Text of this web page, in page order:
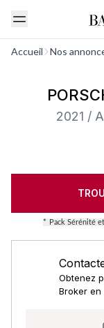
Accueil Nos
2021 /
* Pack Sérénité
Obtenez
Broker en